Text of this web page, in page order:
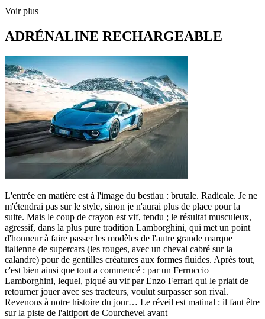
Voir plus
ADRÉNALINE RECHARGEABLE
L'entrée en matière est à l'image du bestiau : brutale. Radicale. Je ne
m'étendrai pas sur le style, sinon je n'aurai plus de place pour la
suite. Mais le coup de crayon est vif, tendu ; le résultat musculeux,
agressif, dans la plus pure tradition Lamborghini, qui met un point
d'honneur à faire passer les modèles de l'autre grande marque
italienne de supercars (les rouges, avec un cheval cabré sur la
calandre) pour de gentilles créatures aux formes fluides. Après tout,
c'est bien ainsi que tout a commencé : par un Ferruccio
Lamborghini, lequel, piqué au vif par Enzo Ferrari qui le priait de
retourner jouer avec ses tracteurs, voulut surpasser son rival.
Revenons à notre histoire du jour… Le réveil est matinal : il faut être
sur la piste de l'altiport de Courchevel avant